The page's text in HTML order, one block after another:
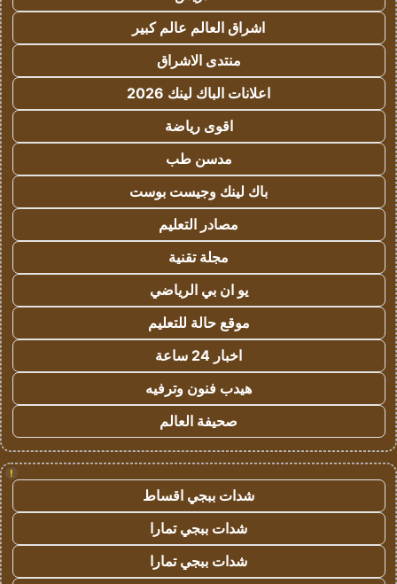
اشراق العالم عالم كبير
منتدى الاشراق
اعلانات الباك لينك 2026
اقوى رياضة
مدسن طب
باك لينك وجيست بوست
مصادر التعليم
مجلة تقنية
يو ان بي الرياضي
موقع حالة للتعليم
اخبار 24 ساعة
هيدب فنون وترفيه
صحيفة العالم
!
شدات ببجي اقساط
شدات ببجي تمارا
شدات ببجي تمارا